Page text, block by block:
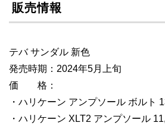
販売情報
テバ サンダル 新色
発売時期：2024年5月上旬
価 格：
・ハリケーン アンプソール ボルト
・ハリケーン XLT2 アンプソール